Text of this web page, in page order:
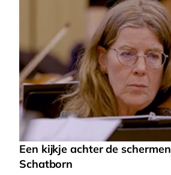
Een kijkje achter de
Schatborn